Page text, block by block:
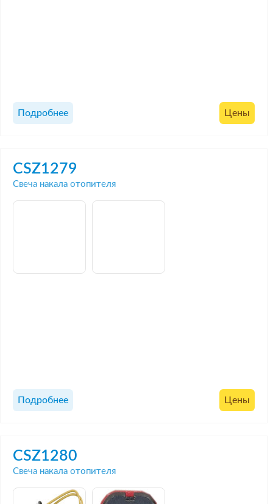
Подробнее Цены
CSZ1279
Свеча накала отопителя
Подробнее Цены
CSZ1280
Свеча накала отопителя